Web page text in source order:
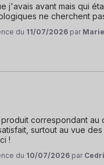
j'avais avant mais qui
ne cherchent
du 11/07/2026 par
correspondant
surtout au vue
!
du 10/07/2026 par